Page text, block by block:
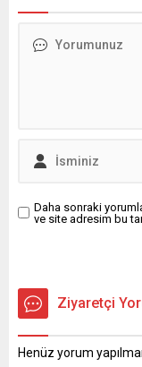
Daha sonraki
ve site adresim bu
Ziyaretçi
Henüz yorum